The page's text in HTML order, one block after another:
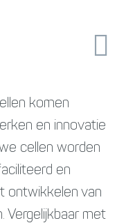
komen
en innovatie
cellen worden
en
ontwikkelen van
Vergelijkbaar met